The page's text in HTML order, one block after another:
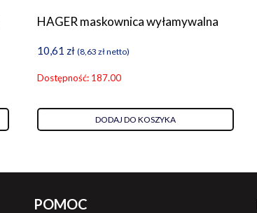
HAGER maskownica wyłamywalna
10,61 zł (8,63 złnetto)
Dostępność: 187.00
DODAJ DO KOSZYKA
POMOC